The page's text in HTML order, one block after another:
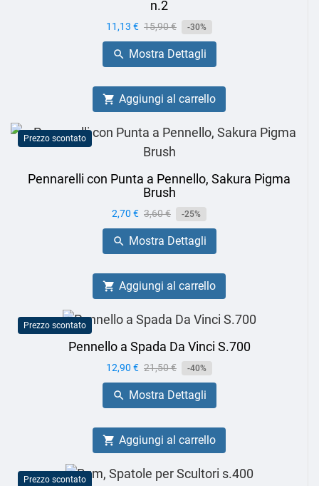
n.2
Prezzo
11,13 € Prezzo
base
15,90 € -30%
 Mostra Dettagli
 Aggiungi al carrello
Prezzo scontato
Pennarelli con Punta a Pennello, Sakura Pigma
Brush
Prezzo
2,70 € Prezzo
base
3,60 € -25%
 Mostra Dettagli
 Aggiungi al carrello
Prezzo scontato
Pennello a Spada Da Vinci S.700
Prezzo
12,90 € Prezzo
base
21,50 € -40%
 Mostra Dettagli
 Aggiungi al carrello
Prezzo scontato